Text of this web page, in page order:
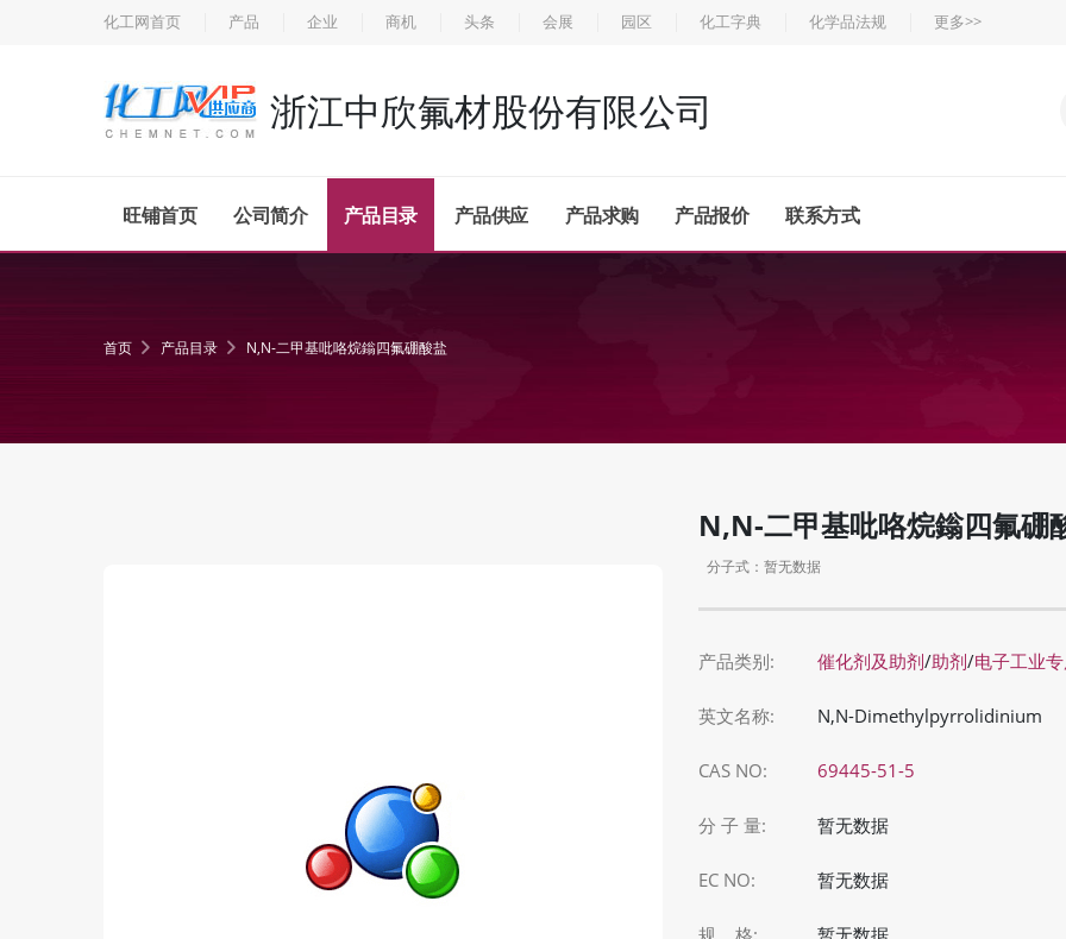
化工网首页 产品 企业 商机 头条 会展 园区 化工字典 化学品法规 更多>>
浙江中欣氟材股份有限公司
旺铺首页 公司简介 产品目录 产品供应 产品求购 产品报价 联系方式
首页 产品目录 N,N-二甲基吡咯烷鎓四氟硼酸盐
N,N-二甲基吡咯烷鎓四氟硼
分子式：暂无数据
产品类别: 催化剂及助剂/助剂/电子工业
英文名称: N,N-Dimethylpyrrolidinium
CAS NO: 69445-51-5
分 子 量: 暂无数据
EC NO: 暂无数据